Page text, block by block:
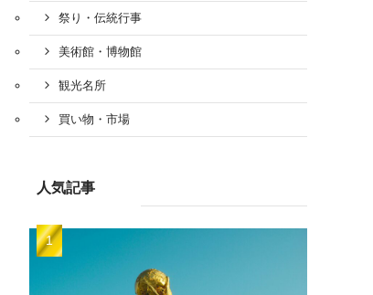
祭り・伝統行事
美術館・博物館
観光名所
買い物・市場
人気記事